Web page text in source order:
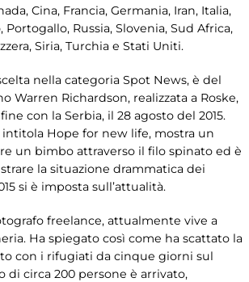
Cina, Francia, Germania, Iran, Italia,
Portogallo, Russia, Slovenia, Sud Africa,
Siria, Turchia e Stati Uniti.
nella categoria Spot News, è del
Warren Richardson, realizzata a Roske,
con la Serbia, il 28 agosto del 2015.
intitola Hope for new life, mostra un
un bimbo attraverso il filo spinato ed è
la situazione drammatica dei
si è imposta sull’attualità.
freelance, attualmente vive a
Ha spiegato così come ha scattato la
con i rifugiati da cinque giorni sul
di circa 200 persone è arrivato,